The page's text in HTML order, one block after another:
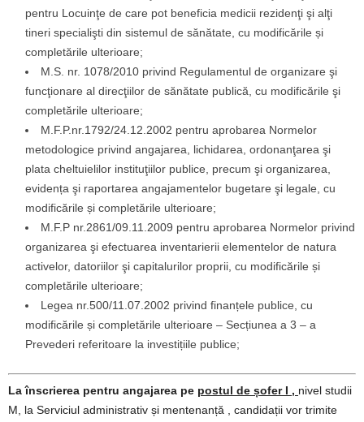
pentru Locuinţe de care pot beneficia medicii rezidenţi şi alţi
tineri specialişti din sistemul de sănătate, cu modificările și
completările ulterioare;
M.S. nr. 1078/2010 privind Regulamentul de organizare şi
funcţionare al direcţiilor de sănătate publică, cu modificările şi
completările ulterioare;
M.F.P.nr.1792/24.12.2002 pentru aprobarea Normelor
metodologice privind angajarea, lichidarea, ordonanţarea şi
plata cheltuielilor instituţiilor publice, precum şi organizarea,
evidența şi raportarea angajamentelor bugetare şi legale, cu
modificările și completările ulterioare;
M.F.P nr.2861/09.11.2009 pentru aprobarea Normelor privind
organizarea şi efectuarea inventarierii elementelor de natura
activelor, datoriilor şi capitalurilor proprii, cu modificările și
completările ulterioare;
Legea nr.500/11.07.2002 privind finanțele publice, cu
modificările și completările ulterioare – Secțiunea a 3 – a
Prevederi referitoare la investițiile publice;
La înscrierea pentru angajarea pe postul de șofer I , nivel studii
M, la Serviciul administrativ și mentenanță , candidații vor trimite